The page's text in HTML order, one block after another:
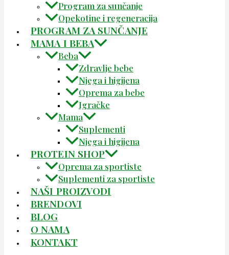
Program za sunčanje
Opekotine i regeneracija
PROGRAM ZA SUNČANJE
MAMA I BEBA
Beba
Zdravlje bebe
Njega i higijena
Oprema za bebe
Igračke
Mama
Suplementi
Njega i higijena
PROTEIN SHOP
Oprema za sportiste
Suplementi za sportiste
NAŠI PROIZVODI
BRENDOVI
BLOG
O NAMA
KONTAKT